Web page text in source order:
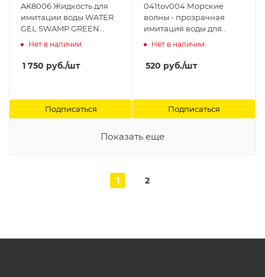
AK8006 Жидкость для
имитации воды WATER
GEL SWAMP GREEN
EFFECTS - 250ml (Acrylic)
Нет в наличии
1 750 руб./шт
Подписаться
041tov004 Морские
волны - прозрачная
имитация воды для
макетов и диорам (Лист
Нет в наличии
520 руб./шт
Подписаться
Показать еще
1 2